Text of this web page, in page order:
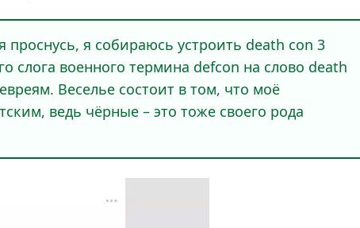
проснусь, я собираюсь устроить death con 3
слога военного термина defcon на слово death
Веселье состоит в том, что моё
ведь чёрные – это тоже своего рода